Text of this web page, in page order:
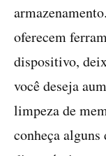
oferecem
dispositivo,
você deseja
limpeza de
conheça